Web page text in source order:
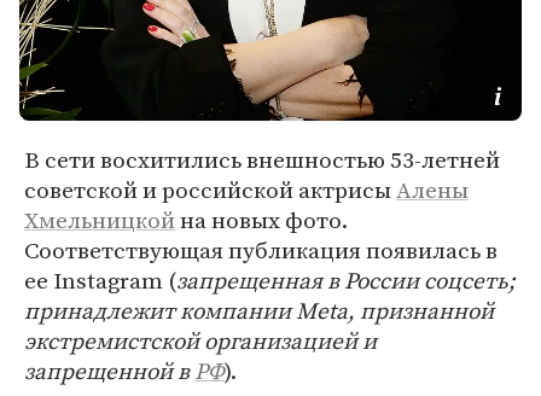
В сети восхитились внешностью 53-летней
советской и российской актрисыАлены
Хмельницкойна новых фото.
Соответствующая публикация появилась в
ее Instagram (запрещенная в России соцсеть;
принадлежит компании Meta, признанной
экстремистской организацией и
запрещенной вРФ).